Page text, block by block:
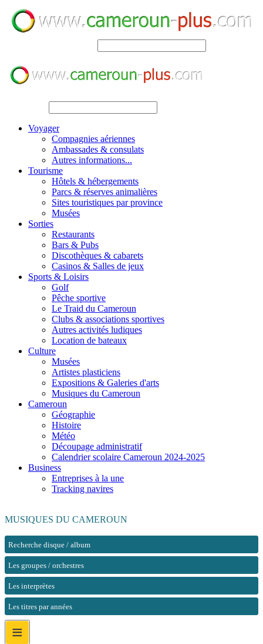
Voyager
Compagnies aériennes
Ambassades & consulats
Autres informations...
Tourisme
Hôtels & hébergements
Parcs & réserves animalières
Sites touristiques par province
Musées
Sorties
Restaurants
Bars & Pubs
Discothèques & cabarets
Casinos & Salles de jeux
Sports & Loisirs
Golf
Pêche sportive
Le Traid du Cameroun
Clubs & associations sportives
Autres activités ludiques
Location de bateaux
Culture
Musées
Artistes plasticiens
Expositions & Galeries d'arts
Musiques du Cameroun
Cameroun
Géographie
Histoire
Météo
Découpage administratif
Calendrier scolaire Cameroun 2024-2025
Business
Entreprises à la une
Tracking navires
MUSIQUES DU CAMEROUN
Recherche disque / album
Les groupes / orchestres
Les interprètes
Les titres par années
≡